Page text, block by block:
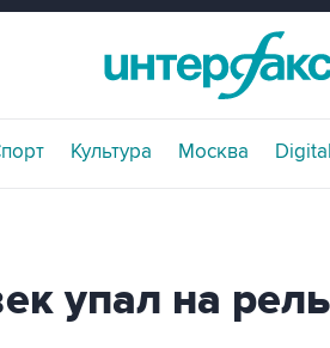
Культура Москва Digital
упал на